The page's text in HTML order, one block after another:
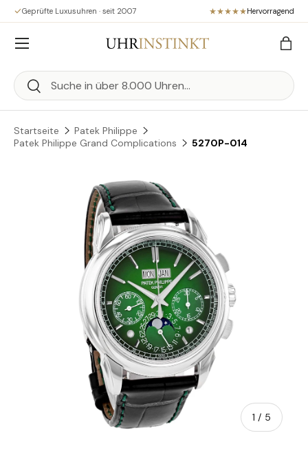
Direkt zum Inhalt
Geprüfte Luxusuhren · seit 2007 Hervorragend
Suchen
Suchen
Menü
Startseite
Patek Philippe
Patek Philippe Grand Complications
5270P-014
Zu Produktinformationen springen
1 / von
5